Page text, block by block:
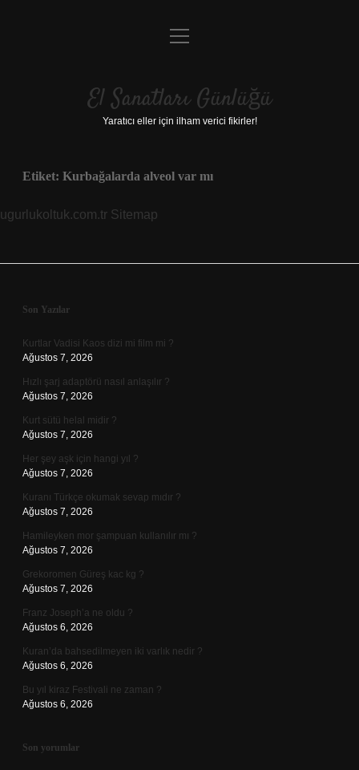
Anasayfa
Yasal Uyarı
menüyü
El Sanatları Günlüğü
Yaratıcı eller için ilham verici fikirler!
Etiket: Kurbağalarda alveol var mı
ugurlukoltuk.com.tr Sitemap
Sidebar
Son Yazılar
Kurtlar Vadisi Kaos dizi mi film mi ?
Ağustos 7, 2026
Hızlı şarj adaptörü nasıl anlaşılır ?
Ağustos 7, 2026
Kurt sütü helal midir ?
Ağustos 7, 2026
Her şey aşk için hangi yıl ?
Ağustos 7, 2026
Kuranı Türkçe okumak sevap mıdır ?
Ağustos 7, 2026
Hamileyken mor şampuan kullanılır mı ?
Ağustos 7, 2026
Grekoromen Güreş kac kg ?
Ağustos 7, 2026
Franz Joseph’a ne oldu ?
Ağustos 6, 2026
Kuran’da bahsedilmeyen iki varlık nedir ?
Ağustos 6, 2026
Bu yıl kiraz Festivali ne zaman ?
Ağustos 6, 2026
Son yorumlar